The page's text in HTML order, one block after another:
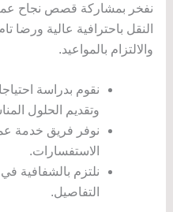
نفخر بمشاركة قصص نجاح
النقل باحترافية عالية ورضا
والالتزام بالمواعيد.
نقوم بدراسة
وتقديم الحلول
نوفر فريق خدمة
الاستفسارات.
نلتزم بالشفافية
التفاصيل.